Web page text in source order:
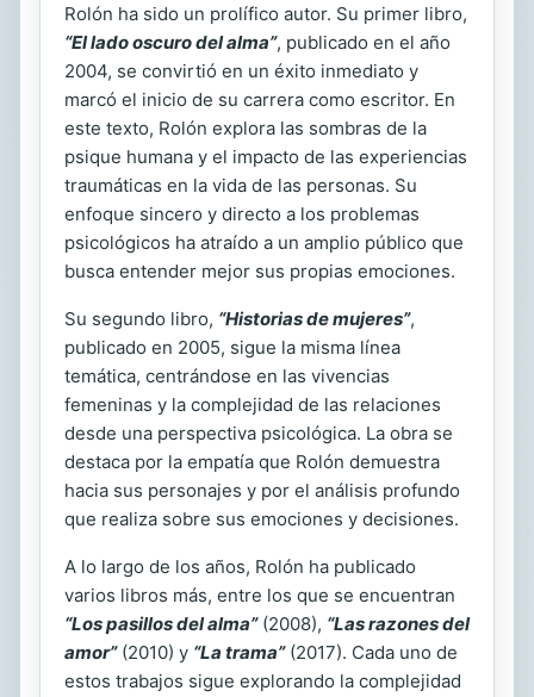
Rolón ha sido un prolífico autor. Su primer libro,
“El lado oscuro del alma”, publicado en el año
2004, se convirtió en un éxito inmediato y
marcó el inicio de su carrera como escritor. En
este texto, Rolón explora las sombras de la
psique humana y el impacto de las experiencias
traumáticas en la vida de las personas. Su
enfoque sincero y directo a los problemas
psicológicos ha atraído a un amplio público que
busca entender mejor sus propias emociones.
Su segundo libro, “Historias de mujeres”,
publicado en 2005, sigue la misma línea
temática, centrándose en las vivencias
femeninas y la complejidad de las relaciones
desde una perspectiva psicológica. La obra se
destaca por la empatía que Rolón demuestra
hacia sus personajes y por el análisis profundo
que realiza sobre sus emociones y decisiones.
A lo largo de los años, Rolón ha publicado
varios libros más, entre los que se encuentran
“Los pasillos del alma”(2008), “Las razones del
amor”(2010) y “La trama”(2017). Cada uno de
estos trabajos sigue explorando la complejidad